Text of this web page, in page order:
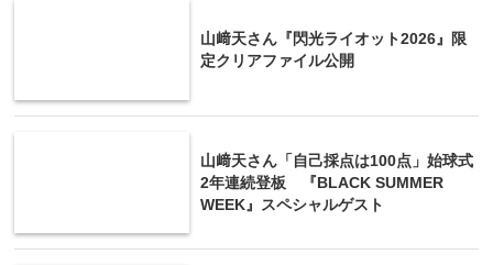
山﨑天さん『閃光ライオット2026』限
定クリアファイル公開
山﨑天さん「自己採点は100点」始球式
2年連続登板 『BLACK SUMMER
WEEK』スペシャルゲスト